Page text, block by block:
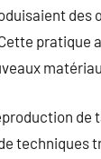
des
pratique
de
techniques